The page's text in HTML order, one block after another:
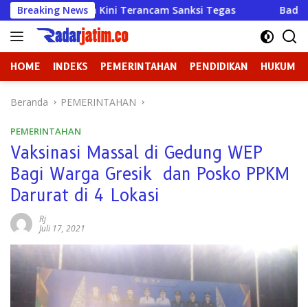
Langsung
ke
konten
Breaking News
Kini Terancam Sanksi Tegas Badan Kehormatan
HOME INDEKS PEMERINTAHAN PENDIDIKAN HUKUM
Beranda PEMERINTAHAN
PEMERINTAHAN
Vaksinasi Massal di Gedung WEP
Bagi Warga Gresik dan Posko PPKM
Darurat di 4 Lokasi
Rj
Juli 17, 2021